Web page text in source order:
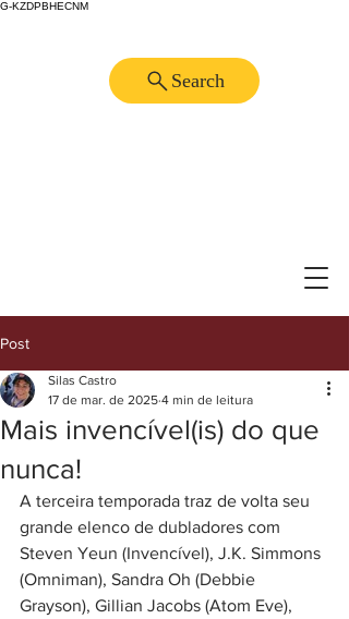
G-KZDPBHECNM
Search
Post
Mais invencível(is) do que
nunca!
Silas Castro
17 de mar. de 2025 4 min de leitura
A terceira temporada traz de volta seu
grande elenco de dubladores com
Steven Yeun (Invencível), J.K. Simmons
(Omniman), Sandra Oh (Debbie
Grayson), Gillian Jacobs (Atom Eve),